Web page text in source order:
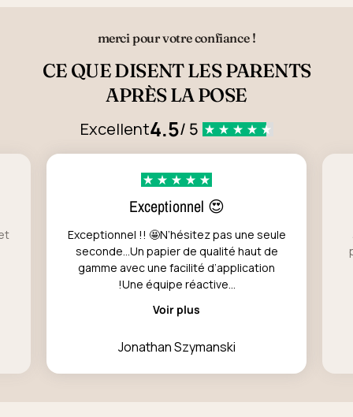
merci pour votre confiance !
CE QUE DISENT LES PARENTS
APRÈS LA POSE
Excellent4.5/ 5
Exceptionnel 😍
Exceptionnel !! 🤩N’hésitez pas une seule
seconde…Un papier de qualité haut de
gamme avec une facilité d’application
!Une équipe réactive...
Voir plus
Jonathan Szymanski